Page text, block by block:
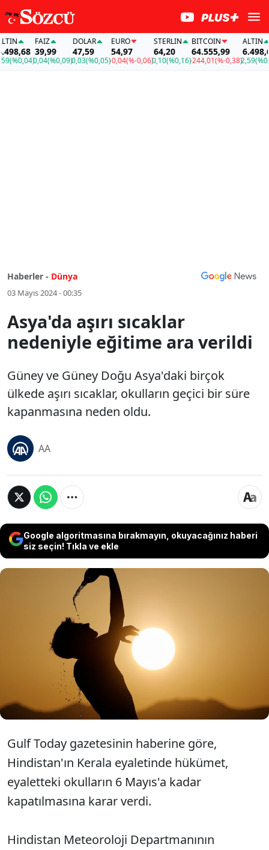
FAİZ
39,99
0,04(%0,09)
DOLAR
47,59
0,03(%0,05)
EURO
54,97
-0,04(%-0,06)
STERLIN
64,20
0,10(%0,16)
BITCOIN
64.555,99
-244,01(%-0,38)
ALTIN
6.498,68
2,59(%0,04)
Haberler - Dünya
03 Mayıs 2024 - 00:35
Asya'da aşırı sıcaklar
nedeniyle eğitime ara verildi
Güney ve Güney Doğu Asya'daki birçok
ülkede aşırı sıcaklar, okulların geçici bir süre
kapanmasına neden oldu.
AA
Google algoritmasına bırakmayın, okuyacağınız haberi
siz seçin! Tıkla ve ekle
Güney ve Güney Doğu Asya'daki
birçok ülkede aşırı sıcaklar, okulların
geçici bir süre kapanmasına neden
oldu.
Gulf Today gazetesinin haberine göre,
Hindistan'ın Kerala eyaletinde hükümet,
eyaletteki okulların 6 Mayıs'a kadar
kapatılmasına karar verdi.
Hindistan Meteoroloji Departmanının